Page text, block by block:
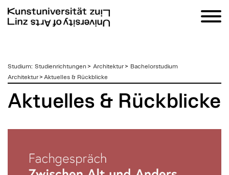
zum
Inhalt
Studium: Studienrichtungen > Architektur> Bachelorstudium
Architektur> Aktuelles & Rückblicke
Aktuelles & Rückblicke